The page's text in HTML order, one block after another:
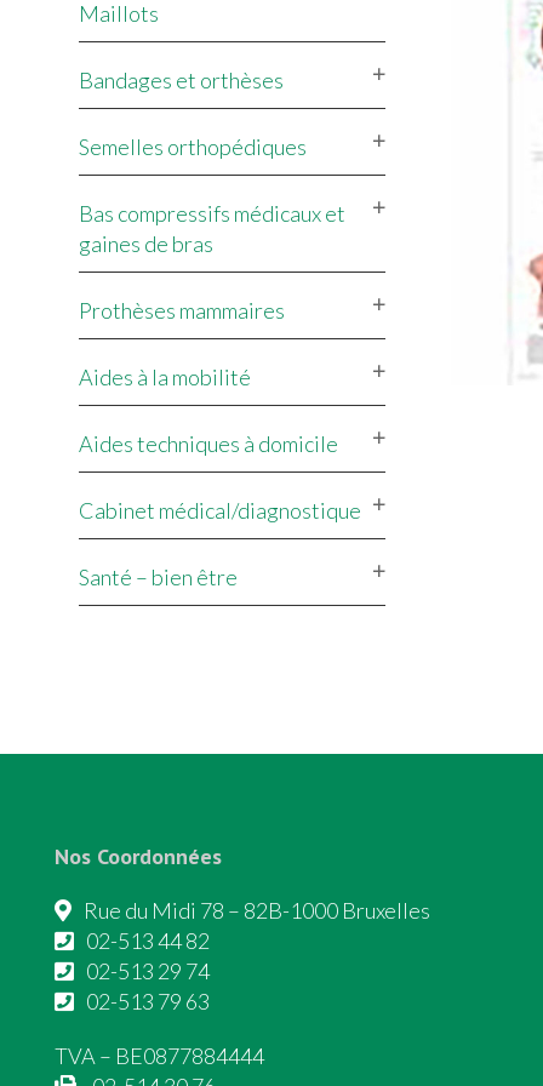
Maillots
Bandages et orthèses
Semelles orthopédiques
Bas compressifs médicaux et
gaines de bras
Prothèses mammaires
Aides à la mobilité
Aides techniques à domicile
Cabinet médical/diagnostique
Santé – bien être
Nos Coordonnées
Rue du Midi 78 – 82B-1000 Bruxelles
02-513 44 82
02-513 29 74
02-513 79 63
TVA – BE0877884444